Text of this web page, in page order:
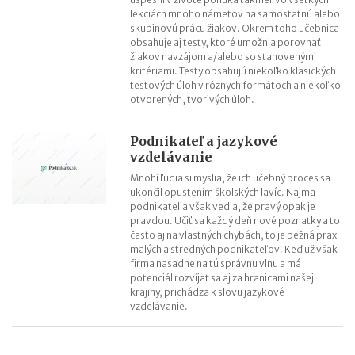
lekciách mnoho námetov na samostatnú alebo
skupinovú prácu žiakov. Okrem toho učebnica
obsahuje aj testy, ktoré umožnia porovnať
žiakov navzájom a/alebo so stanovenými
kritériami. Testy obsahujú niekoľko klasických
testových úloh v rôznych formátoch a niekoľko
otvorených, tvorivých úloh.
Podnikateľ a jazykové
vzdelávanie
Mnohí ľudia si myslia, že ich učebný proces sa
ukončil opustením školských lavíc. Najmä
podnikatelia však vedia, že pravý opak je
pravdou. Učiť sa každý deň nové poznatky a to
často aj na vlastných chybách, to je bežná prax
malých a stredných podnikateľov. Keď už však
firma nasadne na tú správnu vlnu a má
potenciál rozvíjať sa aj za hranicami našej
krajiny, prichádza k slovu jazykové
vzdelávanie.